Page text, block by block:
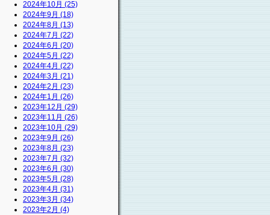
2024年10月 (25)
2024年9月 (18)
2024年8月 (13)
2024年7月 (22)
2024年6月 (20)
2024年5月 (22)
2024年4月 (22)
2024年3月 (21)
2024年2月 (23)
2024年1月 (26)
2023年12月 (29)
2023年11月 (26)
2023年10月 (29)
2023年9月 (26)
2023年8月 (23)
2023年7月 (32)
2023年6月 (30)
2023年5月 (28)
2023年4月 (31)
2023年3月 (34)
2023年2月 (4)